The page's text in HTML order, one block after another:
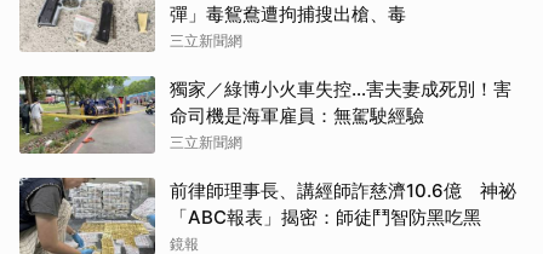
彈」毒鴛鴦遭拘捕搜出槍、毒
三立新聞網
獨家／綠博小火車失控…害夫妻成死別！害
命司機是海軍雇員：無駕駛經驗
三立新聞網
前律師理事長、講經師詐慈濟10.6億 神祕
「ABC報表」揭密：師徒鬥智防黑吃黑
鏡報